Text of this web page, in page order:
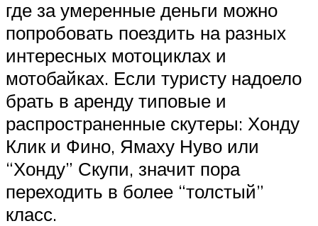
где за умеренные деньги можно
попробовать поездить на разных
интересных мотоциклах и
мотобайках. Если туристу надоело
брать в аренду типовые и
распространенные скутеры: Хонду
Клик и Фино, Ямаху Нуво или
“Хонду” Скупи, значит пора
переходить в более “толстый”
класс.